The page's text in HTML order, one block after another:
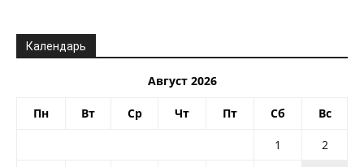
Календарь
Август 2026
Пн Вт Ср Чт Пт Сб Вс
1
2